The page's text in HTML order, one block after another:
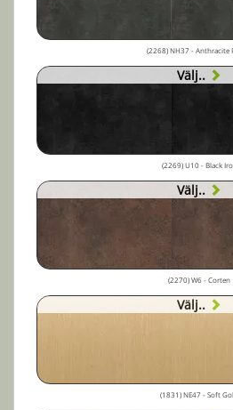
(2268) NH37 - Anthracite
Välj..
(2269) U10 - Black
Välj..
(2270) W6 - Corten
Välj..
(1831) NE47 - Soft